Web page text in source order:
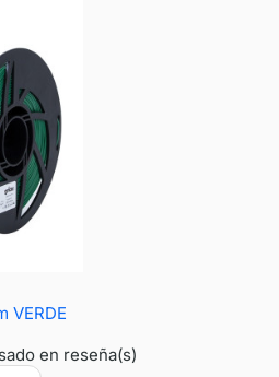
VERDE
en reseña(s)